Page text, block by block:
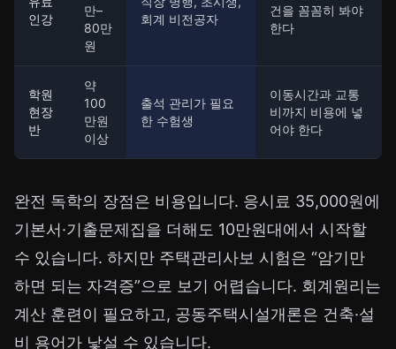
인강
만–
80만
원
회계 비전공자
건을 꼼꼼히 봐야
한다
학원
현장
반
약
100
만원
이상
출석 관리가 필요
한 수험생
이동시간과 교통
비까지 비용에 넣
어야 한다
완전 독학의 장점은 비용입니다. 응시료 35,000원에
기본서·기출문제집을 더해도 10만원대에서 시작할
수 있습니다. 하지만 주택관리사보 시험은 “암기만
하면 되는 자격증”으로 보기 어렵습니다. 회계원리는
계산 훈련이 필요하고, 공동주택시설개론은 건축·설
비 용어가 낯설 수 있습니다.